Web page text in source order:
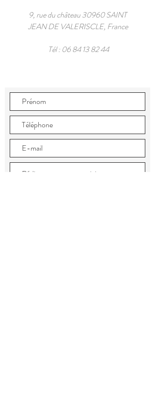
9, rue du château 30960 SAINT
JEAN DE VALERISCLE, France
Tél : 06 84 13 82 44